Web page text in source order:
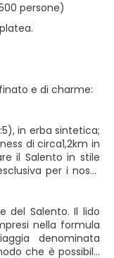
del Salento. Il lido
nella formula
denominata
che è possibile
in erba sintetica;
di circa1,2km in
il Salento in stile
per i nostri
e di charme:
persone)